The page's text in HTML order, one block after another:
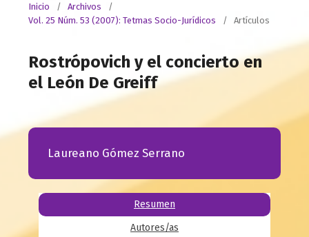
Inicio / Archivos
/
Vol. 25 Núm. 53 (2007): Tetmas Socio-Jurídicos
/ Artículos
Rostrópovich y el concierto en
el León De Greiff
Laureano Gómez Serrano
Resumen
Autores/as